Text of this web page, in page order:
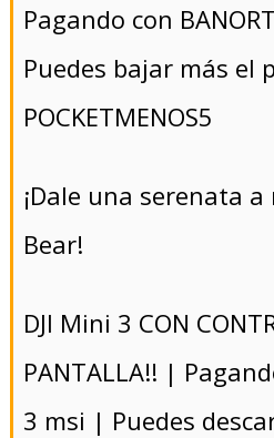
Pagando con
Puedes bajar más el
POCKETMENOS5
¡Dale una serenata
Bear!
DJI Mini 3 CON
PANTALLA!! |
3 msi | Puedes